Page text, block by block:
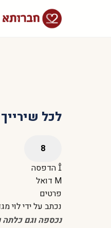
לכל
הדפסה
דואל
פרטים
נכתב על ידילוי
נכספה וגם